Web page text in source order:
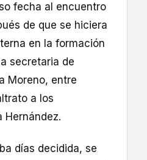
fecha al encuentro
de que se hiciera
en la formación
secretaria de
Moreno, entre
a los
Hernández.
días decidida, se